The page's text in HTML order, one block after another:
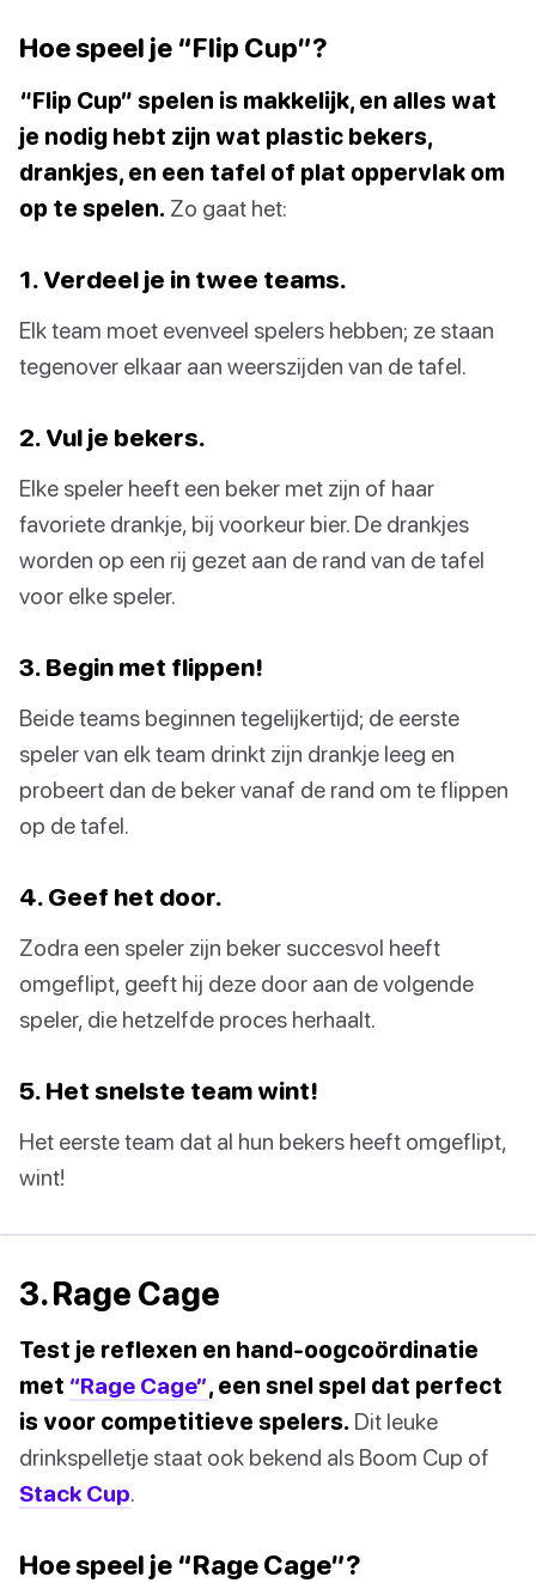
Hoe speel je “Flip Cup”?
“Flip Cup” spelen is makkelijk, en alles wat
je nodig hebt zijn wat plastic bekers,
drankjes, en een tafel of plat oppervlak om
op te spelen. Zo gaat het:
1. Verdeel je in twee teams.
Elk team moet evenveel spelers hebben; ze staan
tegenover elkaar aan weerszijden van de tafel.
2. Vul je bekers.
Elke speler heeft een beker met zijn of haar
favoriete drankje, bij voorkeur bier. De drankjes
worden op een rij gezet aan de rand van de tafel
voor elke speler.
3. Begin met flippen!
Beide teams beginnen tegelijkertijd; de eerste
speler van elk team drinkt zijn drankje leeg en
probeert dan de beker vanaf de rand om te flippen
op de tafel.
4. Geef het door.
Zodra een speler zijn beker succesvol heeft
omgeflipt, geeft hij deze door aan de volgende
speler, die hetzelfde proces herhaalt.
5. Het snelste team wint!
Het eerste team dat al hun bekers heeft omgeflipt,
wint!
3. Rage Cage
Test je reflexen en hand-oogcoördinatie
met “Rage Cage”, een snel spel dat perfect
is voor competitieve spelers. Dit leuke
drinkspelletje staat ook bekend als Boom Cup of
Stack Cup.
Hoe speel je “Rage Cage”?